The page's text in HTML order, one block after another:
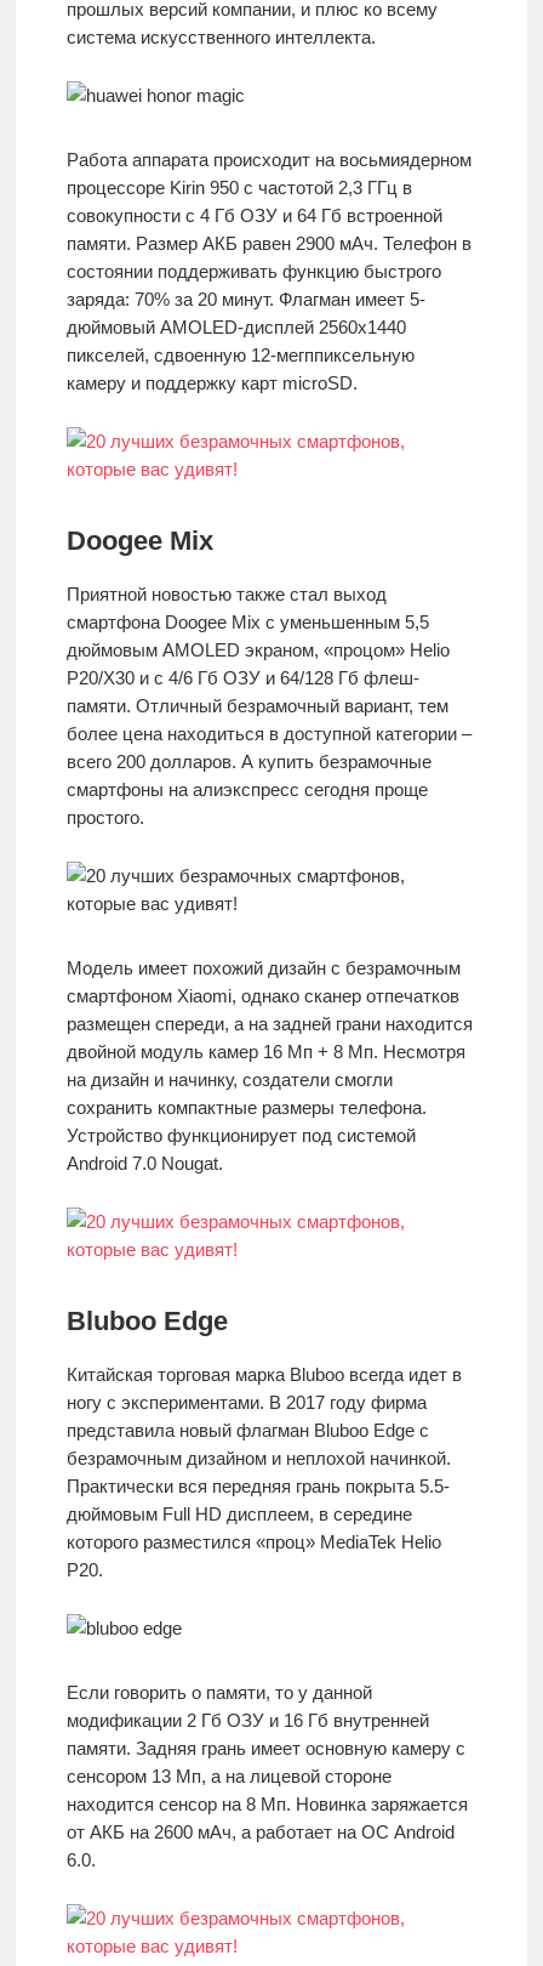
прошлых версий компании, и плюс ко всему
система искусственного интеллекта.
Работа аппарата происходит на восьмиядерном
процессоре Kirin 950 с частотой 2,3 ГГц в
совокупности с 4 Гб ОЗУ и 64 Гб встроенной
памяти. Размер АКБ равен 2900 мАч. Телефон в
состоянии поддерживать функцию быстрого
заряда: 70% за 20 минут. Флагман имеет 5-
дюймовый AMOLED-дисплей 2560х1440
пикселей, сдвоенную 12-мегппиксельную
камеру и поддержку карт microSD.
Doogee Mix
Приятной новостью также стал выход
смартфона Doogee Mix с уменьшенным 5,5
дюймовым AMOLED экраном, «процом» Helio
P20/X30 и с 4/6 Гб ОЗУ и 64/128 Гб флеш-
памяти. Отличный безрамочный вариант, тем
более цена находиться в доступной категории –
всего 200 долларов. А купить безрамочные
смартфоны на алиэкспресс сегодня проще
простого.
Модель имеет похожий дизайн с безрамочным
смартфоном Xiaomi, однако сканер отпечатков
размещен спереди, а на задней грани находится
двойной модуль камер 16 Мп + 8 Мп. Несмотря
на дизайн и начинку, создатели смогли
сохранить компактные размеры телефона.
Устройство функционирует под системой
Android 7.0 Nougat.
Bluboo Edge
Китайская торговая марка Bluboo всегда идет в
ногу с экспериментами. В 2017 году фирма
представила новый флагман Bluboo Edge с
безрамочным дизайном и неплохой начинкой.
Практически вся передняя грань покрыта 5.5-
дюймовым Full HD дисплеем, в середине
которого разместился «проц» MediaTek Helio
P20.
Если говорить о памяти, то у данной
модификации 2 Гб ОЗУ и 16 Гб внутренней
памяти. Задняя грань имеет основную камеру с
сенсором 13 Мп, а на лицевой стороне
находится сенсор на 8 Мп. Новинка заряжается
от АКБ на 2600 мАч, а работает на ОС Android
6.0.